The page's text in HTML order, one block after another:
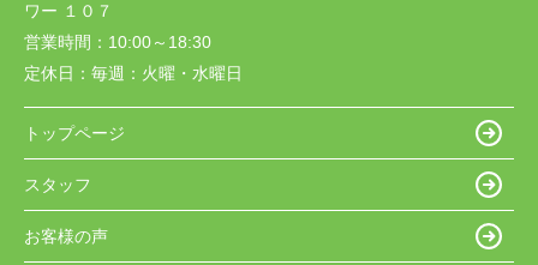
ワー １０７
営業時間： 10:00～18:30
定休日： 毎週：火曜・水曜日
トップページ
スタッフ
お客様の声